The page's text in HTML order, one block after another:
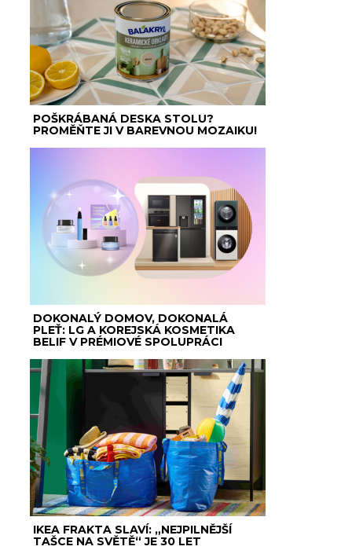
POŠKRÁBANÁ DESKA STOLU?
PROMĚŇTE JI V BAREVNOU MOZAIKU!
DOKONALÝ DOMOV, DOKONALÁ
PLEŤ: LG A KOREJSKÁ KOSMETIKA
BELIF V PRÉMIOVÉ SPOLUPRÁCI
IKEA FRAKTA SLAVÍ: „NEJPILNĚJŠÍ
TAŠCE NA SVĚTĚ“ JE 30 LET